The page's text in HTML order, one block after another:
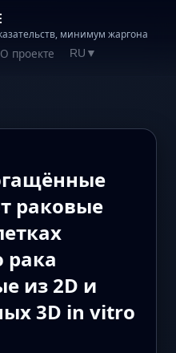
минимум жаргона
О проекте RU ▼
раковые
рака
из 2D и
3D in vitro